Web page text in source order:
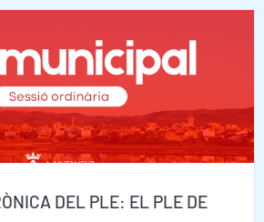
DEL PLE: EL PLE DE